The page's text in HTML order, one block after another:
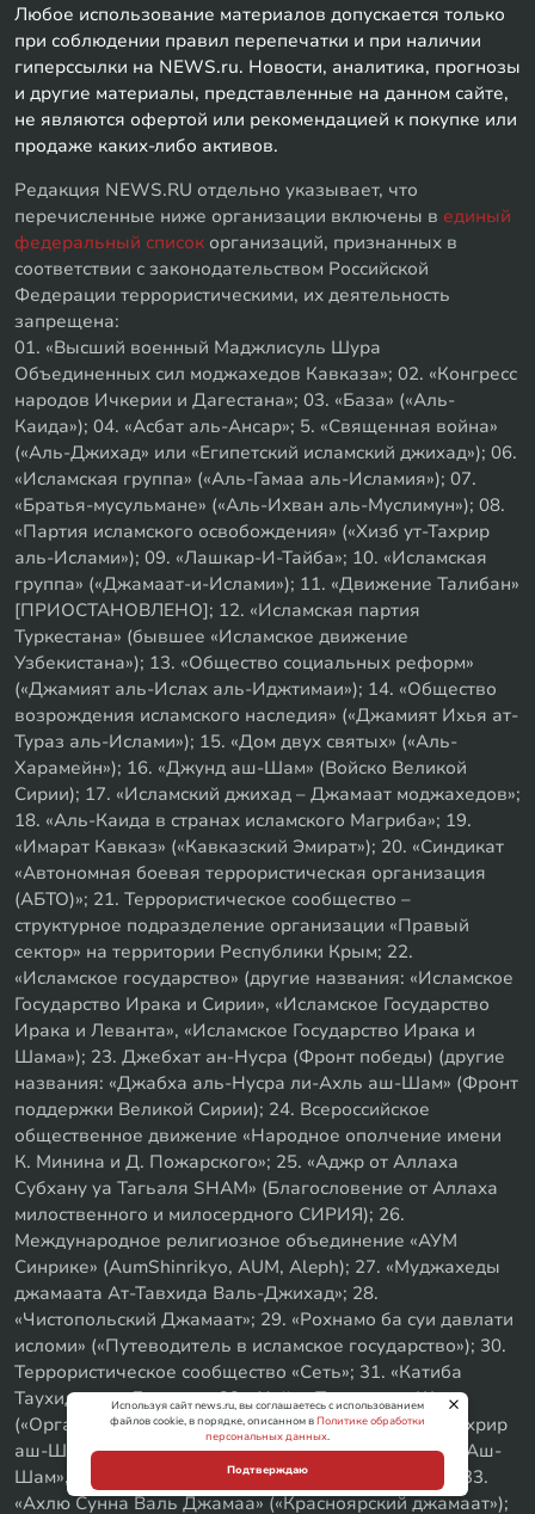
Любое использование материалов допускается только
при соблюдении правил перепечатки и при наличии
гиперссылки на NEWS.ru. Новости, аналитика, прогнозы
и другие материалы, представленные на данном сайте,
не являются офертой или рекомендацией к покупке или
продаже каких-либо активов.
Редакция NEWS.RU отдельно указывает, что
перечисленные ниже организации включены в единый
федеральный список организаций, признанных в
соответствии с законодательством Российской
Федерации террористическими, их деятельность
запрещена:
01. «Высший военный Маджлисуль Шура
Объединенных сил моджахедов Кавказа»; 02. «Конгресс
народов Ичкерии и Дагестана»; 03. «База» («Аль-
Каида»); 04. «Асбат аль-Ансар»; 5. «Священная война»
(«Аль-Джихад» или «Египетский исламский джихад»); 06.
«Исламская группа» («Аль-Гамаа аль-Исламия»); 07.
«Братья-мусульмане» («Аль-Ихван аль-Муслимун»); 08.
«Партия исламского освобождения» («Хизб ут-Тахрир
аль-Ислами»); 09. «Лашкар-И-Тайба»; 10. «Исламская
группа» («Джамаат-и-Ислами»); 11. «Движение Талибан»
[ПРИОСТАНОВЛЕНО]; 12. «Исламская партия
Туркестана» (бывшее «Исламское движение
Узбекистана»); 13. «Общество социальных реформ»
(«Джамият аль-Ислах аль-Иджтимаи»); 14. «Общество
возрождения исламского наследия» («Джамият Ихья ат-
Тураз аль-Ислами»); 15. «Дом двух святых» («Аль-
Харамейн»); 16. «Джунд аш-Шам» (Войско Великой
Сирии); 17. «Исламский джихад – Джамаат моджахедов»;
18. «Аль-Каида в странах исламского Магриба»; 19.
«Имарат Кавказ» («Кавказский Эмират»); 20. «Синдикат
«Автономная боевая террористическая организация
(АБТО)»; 21. Террористическое сообщество –
структурное подразделение организации «Правый
сектор» на территории Республики Крым; 22.
«Исламское государство» (другие названия: «Исламское
Государство Ирака и Сирии», «Исламское Государство
Ирака и Леванта», «Исламское Государство Ирака и
Шама»); 23. Джебхат ан-Нусра (Фронт победы) (другие
названия: «Джабха аль-Нусра ли-Ахль аш-Шам» (Фронт
поддержки Великой Сирии); 24. Всероссийское
общественное движение «Народное ополчение имени
К. Минина и Д. Пожарского»; 25. «Аджр от Аллаха
Субхану уа Тагьаля SHAM» (Благословение от Аллаха
милоственного и милосердного СИРИЯ); 26.
Международное религиозное объединение «АУМ
Синрике» (AumShinrikyo, AUM, Aleph); 27. «Муджахеды
джамаата Ат-Тавхида Валь-Джихад»; 28.
«Чистопольский Джамаат»; 29. «Рохнамо ба суи давлати
исломи» («Путеводитель в исламское государство»); 30.
Террористическое сообщество «Сеть»; 31. «Катиба
Таухид валь-Джихад»; 32. «Хайят Тахрир аш-Шам»
(«Организация освобождения Леванта», «Хайят Тахрир
аш-Шам», «Хейят Тахрир аш-Шам», «Хейят Тахрир Аш-
Шам», «Хайят Тахри аш-Шам», «Тахрир аш-Шам»); 33.
«Ахлю Сунна Валь Джамаа» («Красноярский джамаат»);
Используя сайт news.ru, вы соглашаетесь с использованием
файлов cookie, в порядке, описанном вПолитике обработки
персональных данных.
Подтверждаю